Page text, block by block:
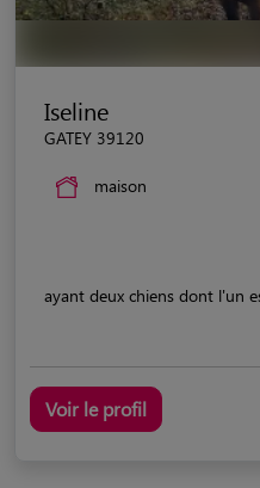
Iseline
GATEY 39120
maison
ayant deux chiens dont l'un
Voir le profil